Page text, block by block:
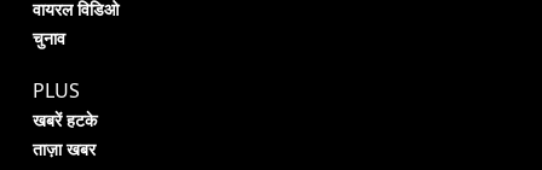
वायरल विडिओ
चुनाव
PLUS
खबरें हटके
ताज़ा खबर